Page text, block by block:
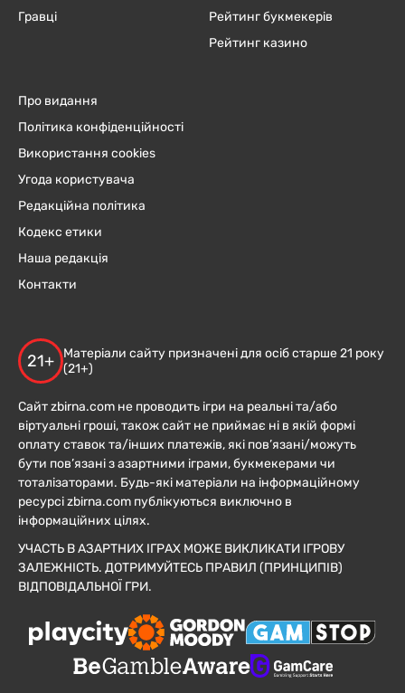
Гравці
Рейтинг букмекерів
Рейтинг казино
Про видання
Політика конфіденційності
Використання cookies
Угода користувача
Редакційна політика
Кодекс етики
Наша редакція
Контакти
21+
Матеріали сайту призначені для осіб старше 21 року
(21+)
Сайт zbirna.com не проводить ігри на реальні та/або
віртуальні гроші, також сайт не приймає ні в якій формі
оплату ставок та/інших платежів, які пов’язані/можуть
бути пов’язані з азартними іграми, букмекерами чи
тоталізаторами. Будь-які матеріали на інформаційному
ресурсі zbirna.com публікуються виключно в
інформаційних цілях.
УЧАСТЬ В АЗАРТНИХ ІГРАХ МОЖЕ ВИКЛИКАТИ ІГРОВУ
ЗАЛЕЖНІСТЬ. ДОТРИМУЙТЕСЬ ПРАВИЛ (ПРИНЦИПІВ)
ВІДПОВІДАЛЬНОЇ ГРИ.